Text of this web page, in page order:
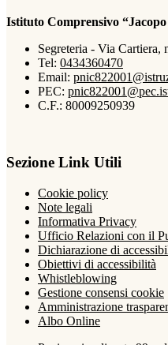
Istituto Comprensivo
Segreteria - Via Cartiera,
Tel: 0434360470
Email:
PEC:
C.F.: 80009250939
Sezione Link Utili
Cookie policy
Note legali
Informativa Privacy
Ufficio Relazioni con il
Dichiarazione di
Obiettivi di accessibilità
Whistleblowing
Gestione consensi cookie
Amministrazione
Albo Online